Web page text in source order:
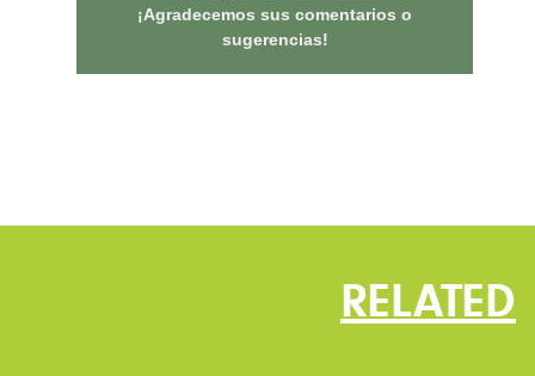
¡Agradecemos sus comentarios o
sugerencias!
RELATED